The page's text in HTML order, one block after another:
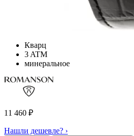
Кварц
3 ATM
минеральное
11 460 ₽
Нашли дешевле? ›